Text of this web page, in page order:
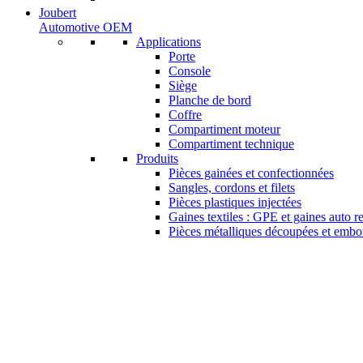
Joubert
Automotive OEM
Applications
Porte
Console
Siège
Planche de bord
Coffre
Compartiment moteur
Compartiment technique
Produits
Pièces gainées et confectionnées
Sangles, cordons et filets
Pièces plastiques injectées
Gaines textiles : GPE et gaines auto
Pièces métalliques découpées et